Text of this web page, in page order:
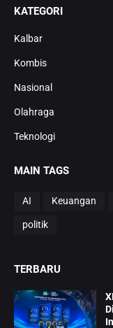
KATEGORI
Kalbar
Kombis
Nasional
Olahraga
Teknologi
MAIN TAGS
AI Keuangan
politik
TERBARU